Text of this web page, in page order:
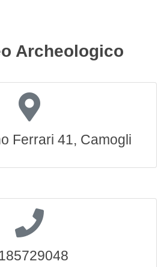
Archeologico
Ferrari 41, Camogli